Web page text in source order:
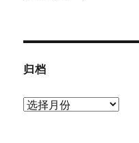
归档
归